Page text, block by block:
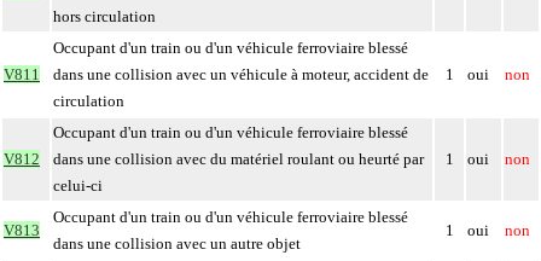
hors circulation
V811
Occupant d'un train ou d'un véhicule ferroviaire blessé
dans une collision avec un véhicule à moteur, accident de
circulation
1 oui non
V812
Occupant d'un train ou d'un véhicule ferroviaire blessé
dans une collision avec du matériel roulant ou heurté par
celui-ci
1 oui non
V813
Occupant d'un train ou d'un véhicule ferroviaire blessé
dans une collision avec un autre objet
1 oui non